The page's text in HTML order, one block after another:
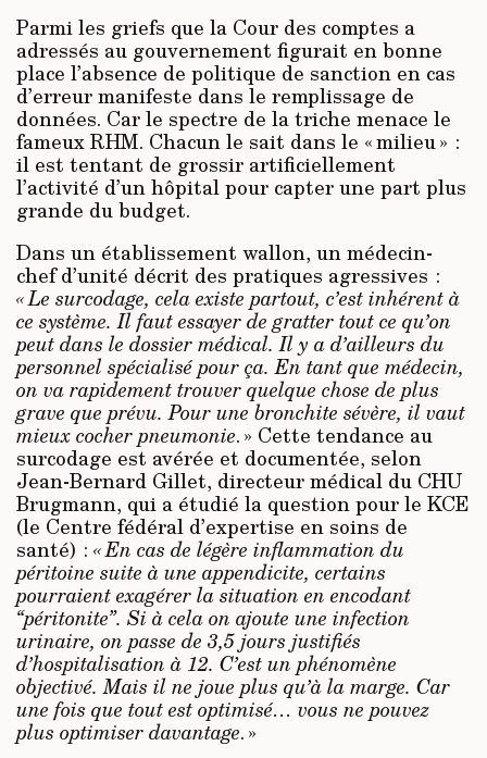
Parmi les griefs que la Cour des comptes a
adressés au gouvernement figurait en bonne
place l’absence de politique de sanction en cas
d’erreur manifeste dans le remplissage de
données. Car le spectre de la triche menace le
fameux RHM. Chacun le sait dans le « milieu » :
il est tentant de grossir artificiellement
l’activité d’un hôpital pour capter une part plus
grande du budget.
Dans un établissement wallon, un médecin-
chef d’unité décrit des pratiques agressives :
« Le surcodage, cela existe partout, c’est inhérent à
ce système. Il faut essayer de gratter tout ce qu’on
peut dans le dossier médical. Il y a d’ailleurs du
personnel spécialisé pour ça. En tant que médecin,
on va rapidement trouver quelque chose de plus
grave que prévu. Pour une bronchite sévère, il vaut
mieux cocher pneumonie. » Cette tendance au
surcodage est avérée et documentée, selon
Jean-Bernard Gillet, directeur médical du CHU
Brugmann, qui a étudié la question pour le KCE
(le Centre fédéral d’expertise en soins de
santé) : « En cas de légère inflammation du
péritoine suite à une appendicite, certains
pourraient exagérer la situation en encodant
“péritonite”. Si à cela on ajoute une infection
urinaire, on passe de 3,5 jours justifiés
d’hospitalisation à 12. C’est un phénomène
objectivé. Mais il ne joue plus qu’à la marge. Car
une fois que tout est optimisé… vous ne pouvez
plus optimiser davantage. »